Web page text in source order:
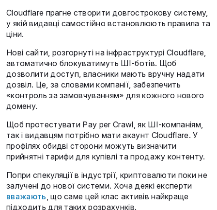
Cloudflare прагне створити довгострокову систему,
у якій видавці самостійно встановлюють правила та
ціни.
Нові сайти, розгорнуті на інфраструктурі Cloudflare,
автоматично блокуватимуть ШІ-ботів. Щоб
дозволити доступ, власники мають вручну надати
дозвіл. Це, за словами компанії, забезпечить
«контроль за замовчуванням» для кожного нового
домену.
Щоб протестувати Pay per Crawl, як ШІ-компаніям,
так і видавцям потрібно мати акаунт Cloudflare. У
профілях обидві сторони можуть визначити
прийнятні тарифи для купівлі та продажу контенту.
Попри спекуляції в індустрії, криптовалюти поки не
залучені до нової системи. Хоча деякі експерти
вважають, що саме цей клас активів найкраще
підходить для таких розрахунків.